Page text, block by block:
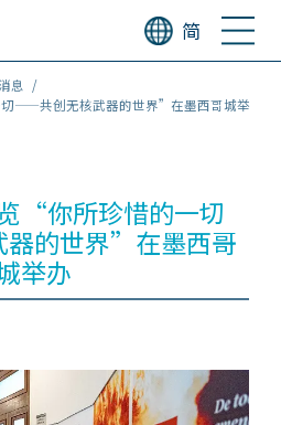
简
息
——共创无核武器的世界”在墨西哥城举
“你所珍惜的一切
的世界”在墨西哥
举办